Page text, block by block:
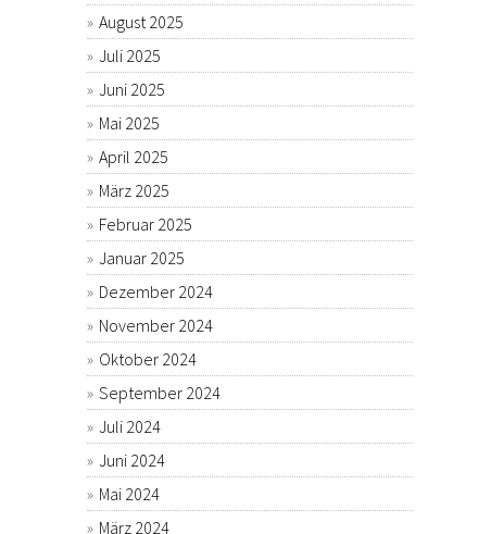
August 2025
Juli 2025
Juni 2025
Mai 2025
April 2025
März 2025
Februar 2025
Januar 2025
Dezember 2024
November 2024
Oktober 2024
September 2024
Juli 2024
Juni 2024
Mai 2024
März 2024